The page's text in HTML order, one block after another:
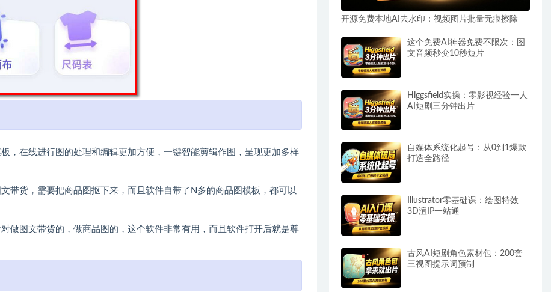
，在线进行图的处理和编辑更加方便，一键智能剪辑作图，呈现更加多样
带货，需要把商品图抠下来，而且软件自带了N多的商品图模板，都可以
做图文带货的，做商品图的，这个软件非常有用，而且软件打开后就是尊
开源免费本地AI去水印：视频图片批量无痕擦除
这个免费AI神器免费不限次：图
文音频秒变10秒短片
Higgsfield实操：零影视经验一人
AI短剧三分钟出片
自媒体系统化起号：从0到1爆款
打造全路径
Illustrator零基础课：绘图特效
3D渲IP一站通
古风AI短剧角色素材包：200套
三视图提示词预制